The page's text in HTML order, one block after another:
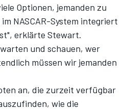
Optionen, jemanden zu
NASCAR-System integriert
erklärte Stewart.
und schauen, wer
müssen wir jemanden
an, die zurzeit verfügbar
wie die